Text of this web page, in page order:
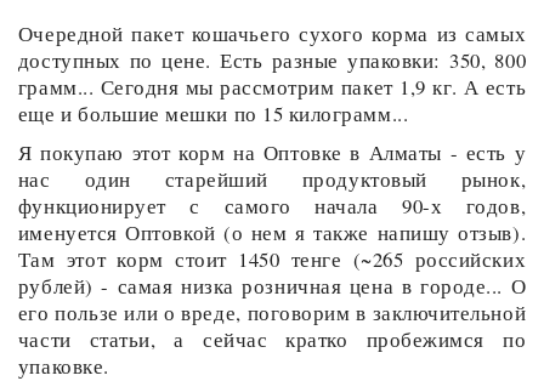
Очередной пакет кошачьего сухого корма из самых
доступных по цене. Есть разные упаковки: 350, 800
грамм... Сегодня мы рассмотрим пакет 1,9 кг. А есть
еще и большие мешки по 15 килограмм...
Я покупаю этот корм на Оптовке в Алматы - есть у
нас один старейший продуктовый рынок,
функционирует с самого начала 90-х годов,
именуется Оптовкой (о нем я также напишу отзыв).
Там этот корм стоит 1450 тенге (~265 российских
рублей) - самая низка розничная цена в городе... О
его пользе или о вреде, поговорим в заключительной
части статьи, а сейчас кратко пробежимся по
упаковке.